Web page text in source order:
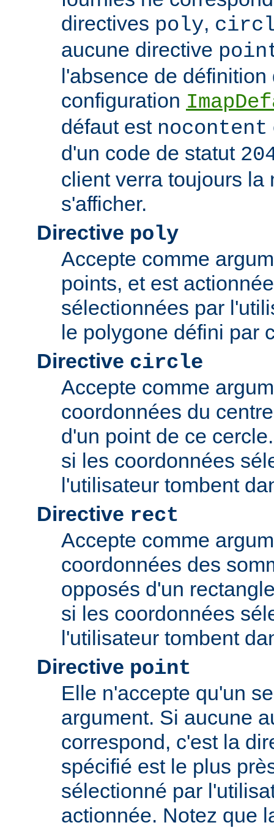
directives poly,
aucune directive
l'absence de
configuration
défaut est nocontent
d'un code de statut
client verra toujours la
s'afficher.
Directive poly
Accepte comme
points, et est
sélectionnées par
le polygone défini par
Directive circle
Accepte comme
coordonnées du
d'un point de ce
si les coordonnées
l'utilisateur tombent
Directive rect
Accepte comme
coordonnées des
opposés d'un
si les coordonnées
l'utilisateur tombent
Directive point
Elle n'accepte qu'un
argument. Si aucune
correspond, c'est la
spécifié est le plus
sélectionné par
actionnée. Notez que